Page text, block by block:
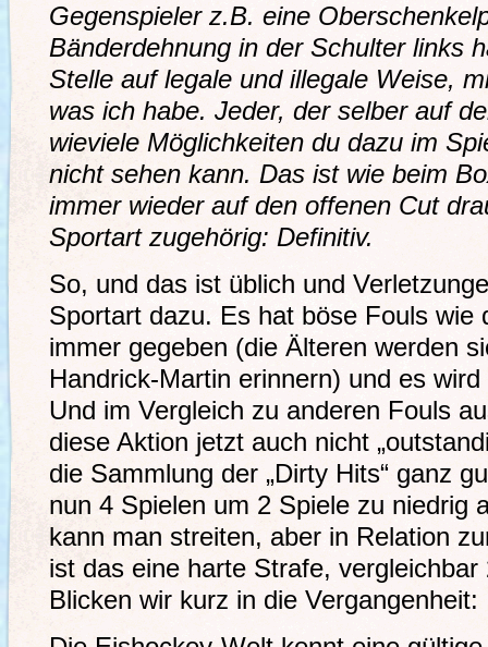
Gegenspieler z.B. eine
Bänderdehnung in der Schulter links
Stelle auf legale und illegale Weise,
was ich habe. Jeder, der selber auf
wieviele Möglichkeiten du dazu im
nicht sehen kann. Das ist wie beim
immer wieder auf den offenen Cut
Sportart zugehörig: Definitiv.
So, und das ist üblich und
Sportart dazu. Es hat böse Fouls wie
immer gegeben (die Älteren werden
Handrick-Martin erinnern) und es
Und im Vergleich zu anderen Fouls
diese Aktion jetzt auch nicht
die Sammlung der „Dirty Hits“ ganz
nun 4 Spielen um 2 Spiele zu niedrig
kann man streiten, aber in Relation
ist das eine harte Strafe,
Blicken wir kurz in die Vergangenheit: